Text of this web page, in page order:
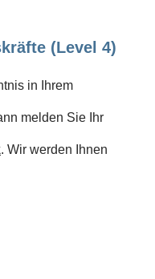
(Level 4)
in Ihrem
melden Sie Ihr
. Wir werden Ihnen